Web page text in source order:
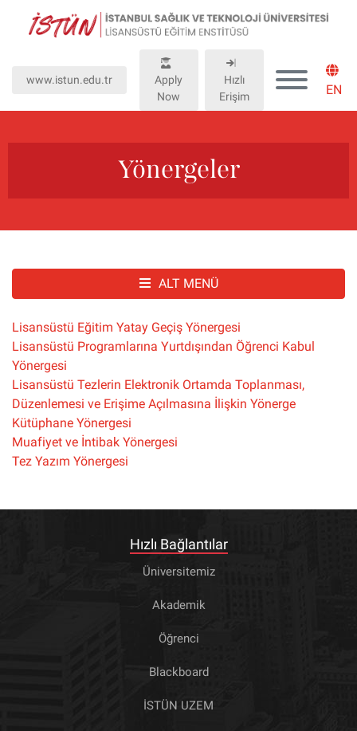
dikkat:
sitesinde,
bir
sistemi
www.istun.edu.tr
Apply
Now
Hızlı
Erişim
EN
Yönergeler
ALT MENÜ
Lisansüstü Eğitim Yatay Geçiş Yönergesi
Lisansüstü Programlarına Yurtdışından Öğrenci Kabul
Yönergesi
Lisansüstü Tezlerin Elektronik Ortamda Toplanması,
Düzenlemesi ve Erişime Açılmasına İlişkin Yönerge
Kütüphane Yönergesi
Muafiyet ve İntibak Yönergesi
Tez Yazım Yönergesi
Hızlı Bağlantılar
Üniversitemiz
Akademik
Öğrenci
Blackboard
İSTÜN UZEM